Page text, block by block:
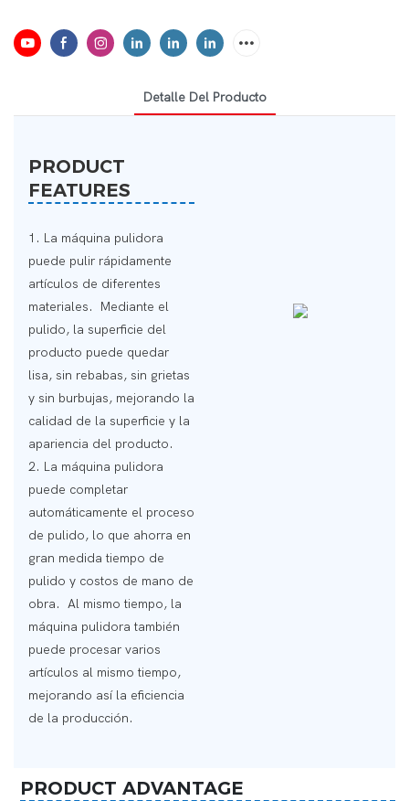
Detalle Del Producto
PRODUCT
FEATURES
1. La máquina pulidora
puede pulir rápidamente
artículos de diferentes
materiales. Mediante el
pulido, la superficie del
producto puede quedar
lisa, sin rebabas, sin grietas
y sin burbujas, mejorando la
calidad de la superficie y la
apariencia del producto.
2. La máquina pulidora
puede completar
automáticamente el proceso
de pulido, lo que ahorra en
gran medida tiempo de
pulido y costos de mano de
obra. Al mismo tiempo, la
máquina pulidora también
puede procesar varios
artículos al mismo tiempo,
mejorando así la eficiencia
de la producción.
PRODUCT ADVANTAGE